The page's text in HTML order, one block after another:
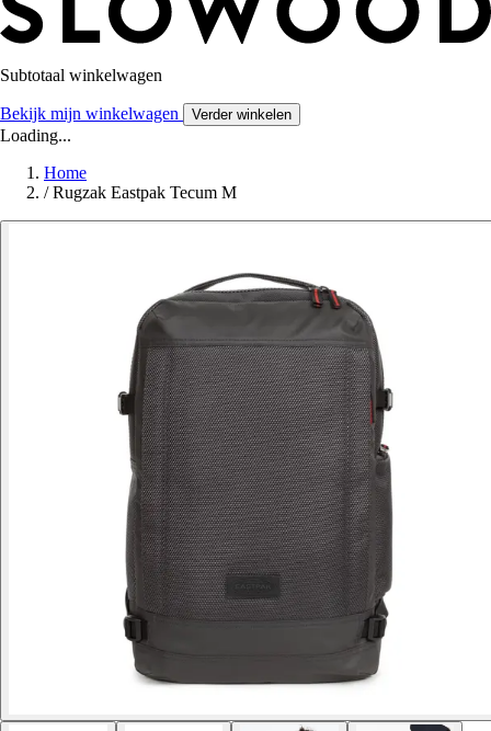
Subtotaal winkelwagen
Bekijk mijn winkelwagen Verder winkelen
Loading...
Home
/ Rugzak Eastpak Tecum M